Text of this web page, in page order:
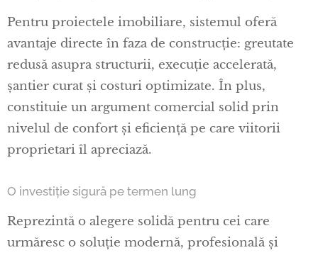
Pentru proiectele imobiliare, sistemul oferă
avantaje directe în faza de construcție: greutate
redusă asupra structurii, execuție accelerată,
șantier curat și costuri optimizate. În plus,
constituie un argument comercial solid prin
nivelul de confort și eficiență pe care viitorii
proprietari îl apreciază.
O investiție sigură pe termen lung
Reprezintă o alegere solidă pentru cei care
urmăresc o soluție modernă, profesională și